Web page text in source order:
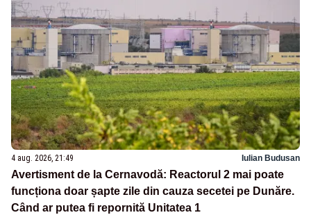
4 aug. 2026, 21:49 Iulian Budusan
Avertisment de la Cernavodă: Reactorul 2 mai poate
funcționa doar șapte zile din cauza secetei pe Dunăre.
Când ar putea fi repornită Unitatea 1